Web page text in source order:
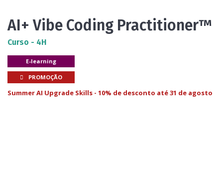
AI+ Vibe Coding Practitioner™
Curso - 4H
E-learning
PROMOÇÃO
Summer AI Upgrade Skills - 10% de desconto até 31 de agosto